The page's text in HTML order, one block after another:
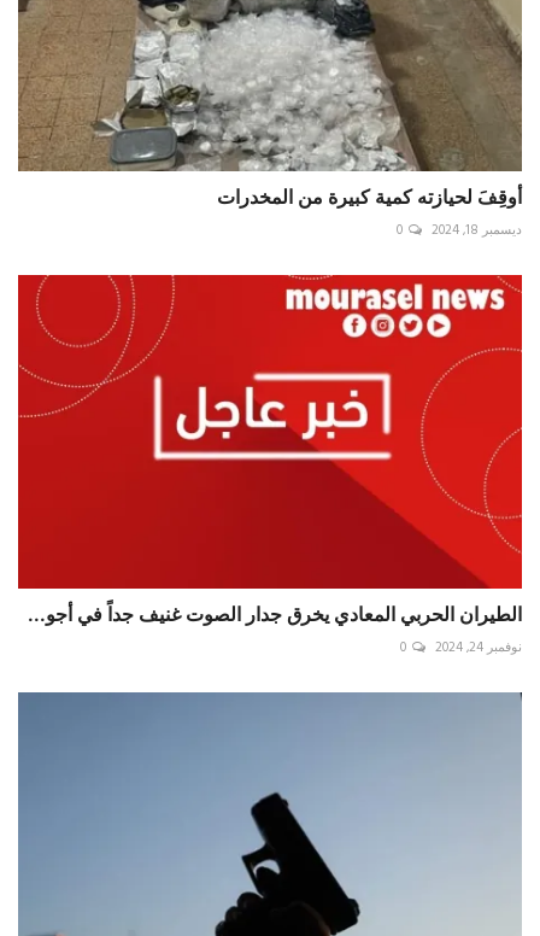
أوقِفَ لحيازته كمية كبيرة من المخدرات
ديسمبر 18, 2024 0
الطيران الحربي المعادي يخرق جدار الصوت غنيف جداً في أجو...
نوفمبر 24, 2024 0